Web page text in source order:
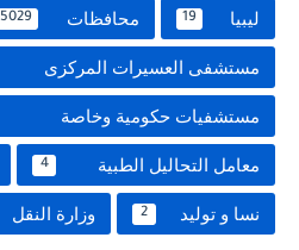
ليبيا 19 محافظات 5029
مستشفى العسيرات المركزى
مستشفيات حكومية وخاصة
معامل التحاليل الطبية 4
نسا و توليد 2 وزارة النقل